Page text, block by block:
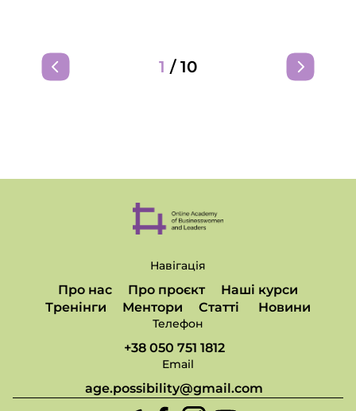
1 / 10
Навігація
Про нас Про проєкт
Наші курси
Тренінги
Ментори Статті Новини
Телефон
+38 050 751 1812
Email
age.possibility@gmail.com